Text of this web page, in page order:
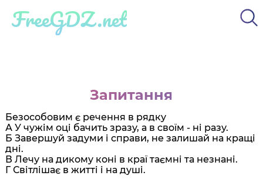
FreeGDZ.net
Запитання
Безособовим є речення в рядку
А У чужім оці бачить зразу, а в своїм - ні разу.
Б Завершуй задуми і справи, не залишай на кращі
дні.
В Лечу на дикому коні в краї таємні та незнані.
Г Світлішає в житті і на душі.